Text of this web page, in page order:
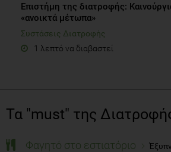
Επιστήμη της διατροφής:
«ανοικτά μέτωπα»
Συστάσεις Διατροφής
1 λεπτό να διαβαστεί
Τα "must" της
Φαγητό στο εστιατόριο